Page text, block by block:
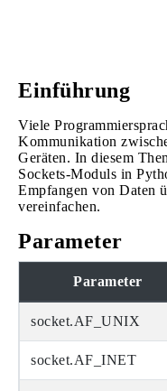
Einführung
Viele
Kommunikation
Geräten. In diesem
Sockets-Moduls in
Empfangen von Daten
vereinfachen.
Parameter
Parameter
socket.AF_UNIX
socket.AF_INET